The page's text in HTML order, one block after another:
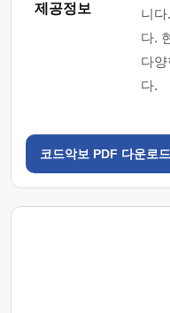
제공정보
니
다.
다
다.
코드악보 PDF 다운로드